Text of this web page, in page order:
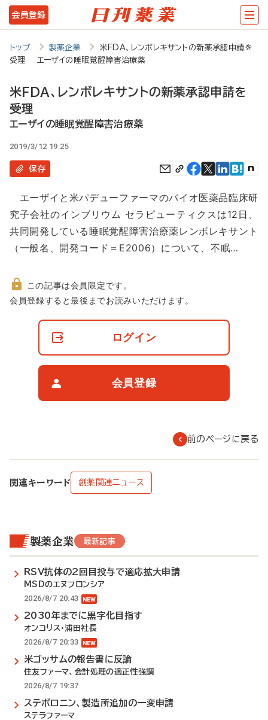
メ
イ
テ
ン
ツ
に
会員登録
トップ 製薬企業
米FDA、レンボレキサントの新薬承認申請を
受理 エーザイの睡眠覚醒障害治療薬
米FDA、レンボレキサントの新薬承認申請を
受理
エーザイの睡眠覚醒障害治療薬
2019/3/12 19:25
保存
エーザイと米パデューファーマのバイオ医薬品臨床研
究子会社のインブリウム セラピューティクスは12日、
共同開発している睡眠覚醒障害治療薬レンボレキサント
（一般名、開発コード＝E2006）について、不眠…
非
この記事は会員限定です。
会員登録すると最後までお読みいただけます。
ログイン
会員登録
前のページに戻る
関連キーワード 創薬関連ニュース
製薬企業 最新記事
RSV抗体の2回目投与で適応拡大申請
MSDのエヌフロンシア
2026/8/7 20:43
2030年までに黒字化目指す
オンコリス・浦田社長
2026/8/7 20:33
米ゴッサムの報告書に反論
住友ファーマ、会計処理の適正性強調
2026/8/7 19:37
ステボロニン、製造所追加の一変申請
ステラファーマ